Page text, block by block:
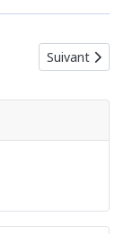
au Conseil
Article
Suivant